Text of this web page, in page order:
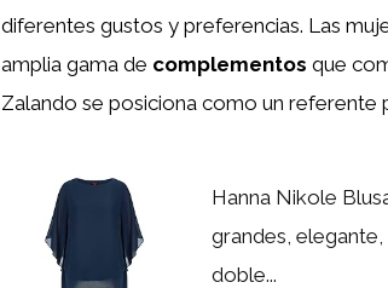
diferentes gustos y preferencias. Las
amplia gama de complementos que
Zalando se posiciona como un referente
Hanna Nikole
grandes,
doble...